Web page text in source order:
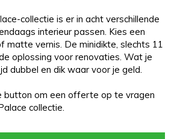
collectie is er in acht verschillende
interieur passen. Kies een
matte vernis. De minidikte, slechts 11
oplossing voor renovaties. Wat je
dubbel en dik waar voor je geld.
button om een offerte op te vragen
collectie.